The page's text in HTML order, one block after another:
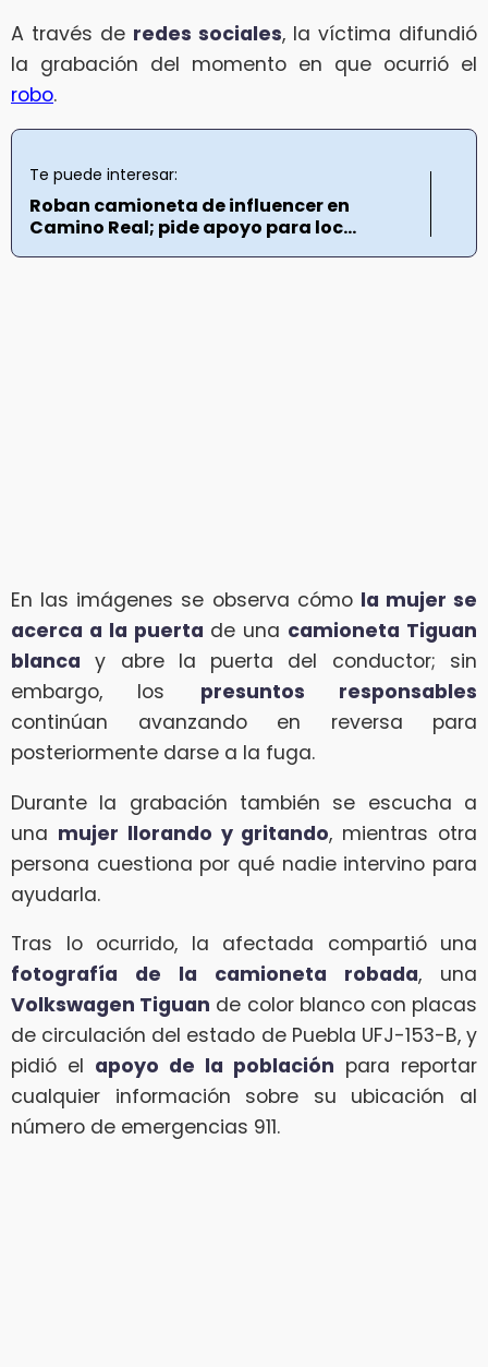
A través de redes sociales, la víctima difundió
la grabación del momento en que ocurrió el
robo.
Te puede interesar:
Roban camioneta de influencer en
Camino Real; pide apoyo para loc...
En las imágenes se observa cómo la mujer se
acerca a la puerta de una camioneta Tiguan
blanca y abre la puerta del conductor; sin
embargo, los presuntos responsables
continúan avanzando en reversa para
posteriormente darse a la fuga.
Durante la grabación también se escucha a
una mujer llorando y gritando, mientras otra
persona cuestiona por qué nadie intervino para
ayudarla.
Tras lo ocurrido, la afectada compartió una
fotografía de la camioneta robada, una
Volkswagen Tiguan de color blanco con placas
de circulación del estado de Puebla UFJ-153-B, y
pidió el apoyo de la población para reportar
cualquier información sobre su ubicación al
número de emergencias 911.